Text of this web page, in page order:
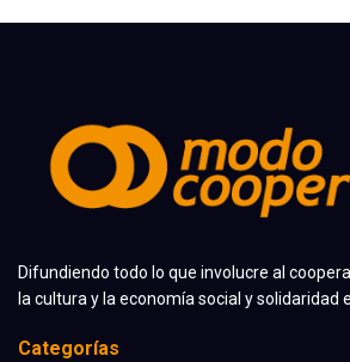
Difundiendo todo lo que involucre al
la cultura y la economía social y solidaridad
Categorías